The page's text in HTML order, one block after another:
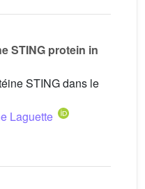
STING protein in
STING dans le
Laguette